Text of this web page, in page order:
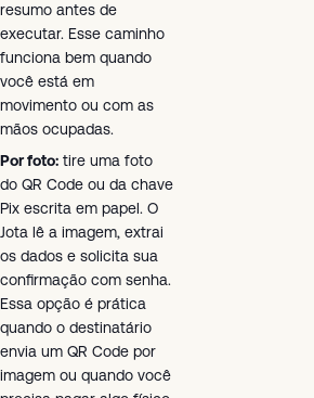
resumo antes de
executar. Esse caminho
funciona bem quando
você está em
movimento ou com as
mãos ocupadas.
Por foto: tire uma foto
do QR Code ou da chave
Pix escrita em papel. O
Jota lê a imagem, extrai
os dados e solicita sua
confirmação com senha.
Essa opção é prática
quando o destinatário
envia um QR Code por
imagem ou quando você